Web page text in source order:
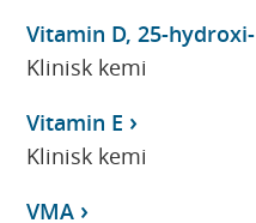
Vitamin D, 25-hydroxi-
Klinisk kemi
Vitamin E
Klinisk kemi
VMA